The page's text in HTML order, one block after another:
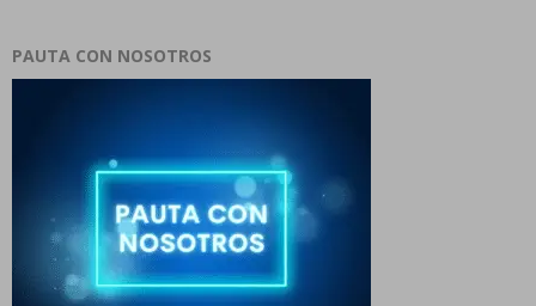
PAUTA CON NOSOTROS